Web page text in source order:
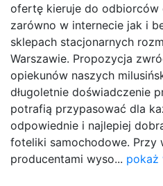
ofertę kieruje do odbiorców
zarówno w internecie jak i
sklepach stacjonarnych
Warszawie. Propozycja
opiekunów naszych
długoletnie doświadczenie
potrafią przypasować dla
odpowiednie i najlepiej
foteliki samochodowe. Przy
producentami wyso... pokaż